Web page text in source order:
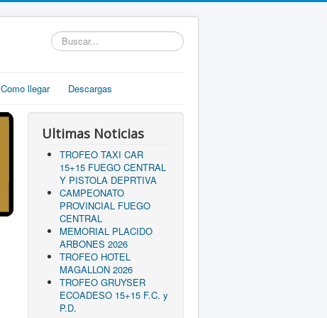
Buscar...
Como llegar Descargas
Ultimas Noticias
TROFEO TAXI CAR
15+15 FUEGO CENTRAL
Y PISTOLA DEPRTIVA
CAMPEONATO
PROVINCIAL FUEGO
CENTRAL
MEMORIAL PLACIDO
ARBONES 2026
TROFEO HOTEL
MAGALLON 2026
TROFEO GRUYSER
ECOADESO 15+15 F.C. y
P.D.